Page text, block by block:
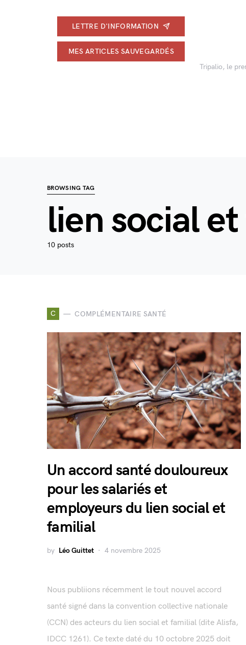
LETTRE D'INFORMATION
MES ARTICLES SAUVEGARDÉS
Tripalio, le
BROWSING TAG
lien social
10 posts
C COMPLÉMENTAIRE SANTÉ
Un accord santé douloureux
pour les salariés et
employeurs du lien social et
familial
by Léo Guittet 4 novembre 2025
Nous publiions récemment le tout nouvel accord
santé signé dans la convention collective nationale
(CCN) des acteurs du lien social et familial (dite Alisfa,
IDCC 1261). Ce texte daté du 10 octobre 2025 doit